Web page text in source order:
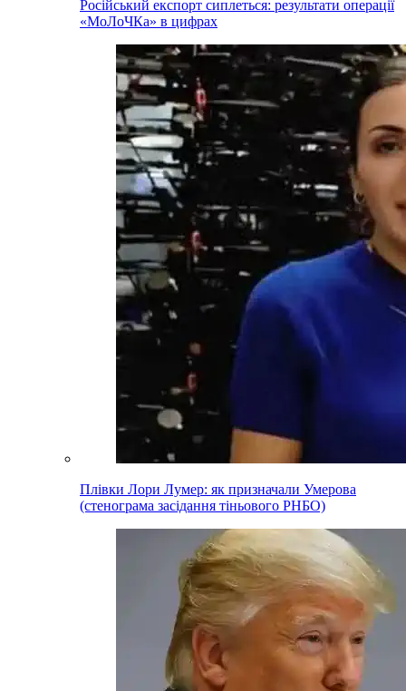
Російський експорт сиплеться: результати операції
«МоЛоЧКа» в цифрах
Плівки Лори Лумер: як призначали Умерова
(стенограма засідання тіньового РНБО)